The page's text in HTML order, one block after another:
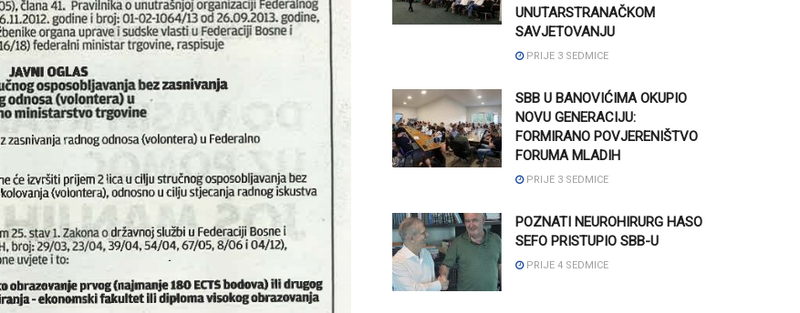
UNUTARSTRANAČKOM
SAVJETOVANJU
PRIJE 3 SEDMICE
SBB U BANOVIĆIMA OKUPIO
NOVU GENERACIJU:
FORMIRANO POVJERENIŠTVO
FORUMA MLADIH
PRIJE 3 SEDMICE
POZNATI NEUROHIRURG HASO
SEFO PRISTUPIO SBB-U
PRIJE 4 SEDMICE